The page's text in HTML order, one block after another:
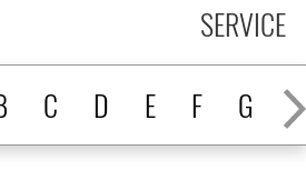
C D E F G H
SERVICE